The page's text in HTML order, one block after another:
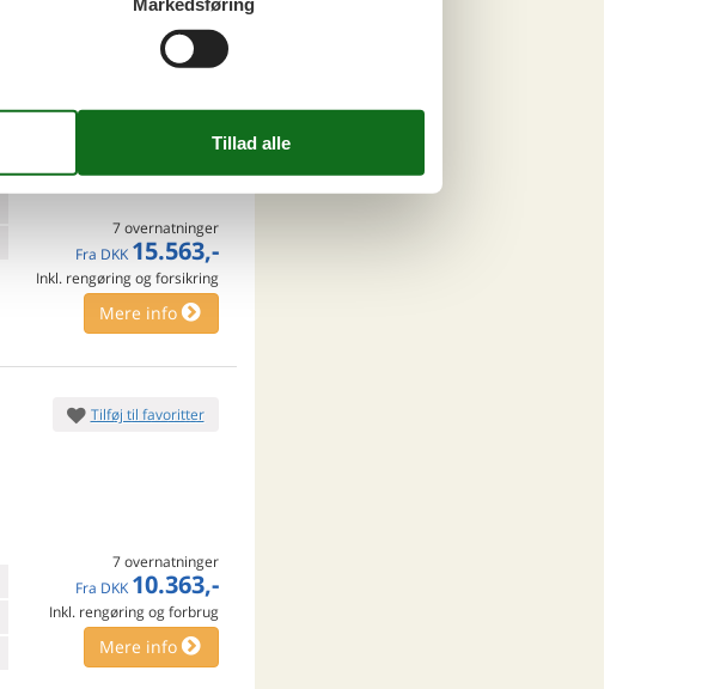
Mere info
7 overnatninger
Fra DKK 15.563,-
Inkl. rengøring og forsikring
Mere info
Tilføj til favoritter
7 overnatninger
Fra DKK 10.363,-
Inkl. rengøring og forbrug
Mere info
Markedsføring